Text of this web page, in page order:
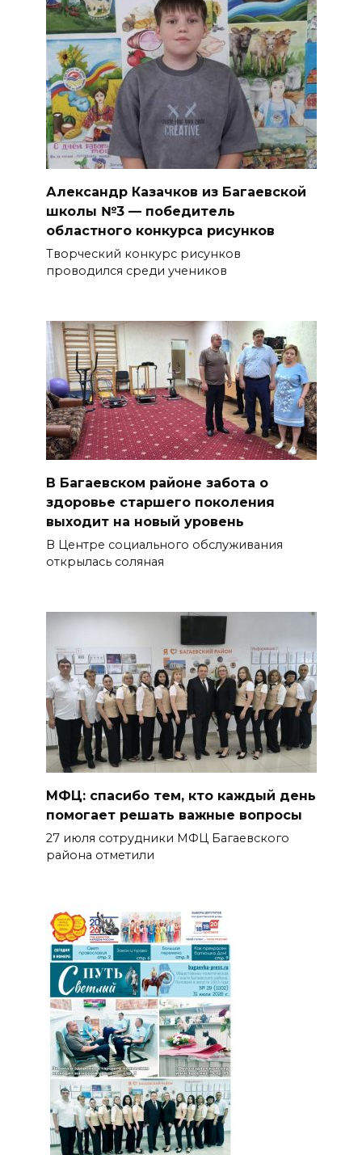
Александр Казачков из Багаевской
школы №3 — победитель
областного конкурса рисунков
Творческий конкурс рисунков
проводился среди учеников
В Багаевском районе забота о
здоровье старшего поколения
выходит на новый уровень
В Центре социального обслуживания
открылась соляная
МФЦ: спасибо тем, кто каждый день
помогает решать важные вопросы
27 июля сотрудники МФЦ Багаевского
района отметили